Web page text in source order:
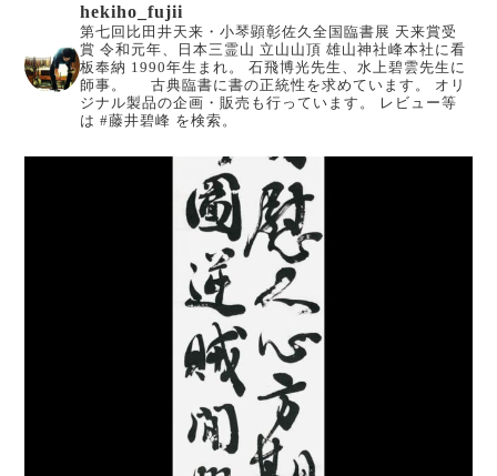
hekiho_fujii
第七回比田井天来・小琴顕彰佐久全国臨書展 天来賞受
賞 令和元年、日本三霊山 立山山頂 雄山神社峰本社に看
板奉納 1990年生まれ。
石飛博光先生、水上碧雲先生に
師事。
古典臨書に書の正統性を求めています。
オリ
ジナル製品の企画・販売も行っています。
レビュー等
は #藤井碧峰 を検索。